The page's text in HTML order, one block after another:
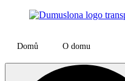
Domů O domu